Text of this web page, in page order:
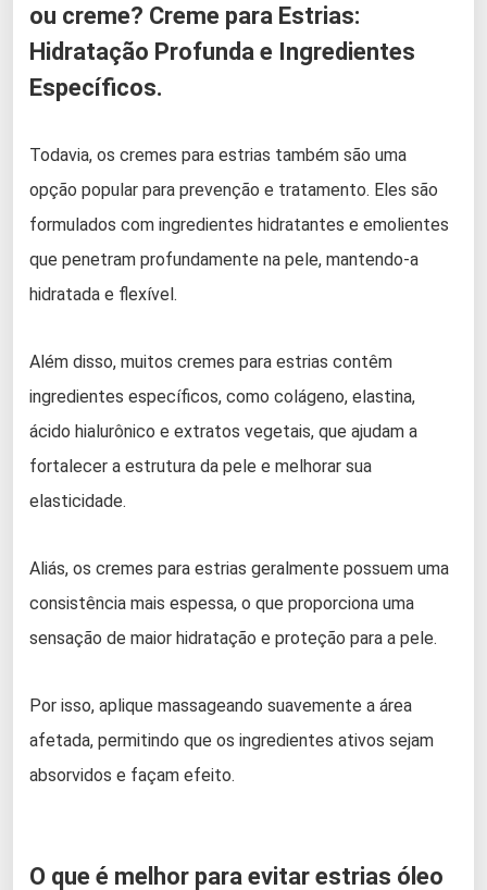
ou creme? Creme para Estrias:
Hidratação Profunda e Ingredientes
Específicos.
Todavia, os cremes para estrias também são uma
opção popular para prevenção e tratamento. Eles são
formulados com ingredientes hidratantes e emolientes
que penetram profundamente na pele, mantendo-a
hidratada e flexível.
Além disso, muitos cremes para estrias contêm
ingredientes específicos, como colágeno, elastina,
ácido hialurônico e extratos vegetais, que ajudam a
fortalecer a estrutura da pele e melhorar sua
elasticidade.
Aliás, os cremes para estrias geralmente possuem uma
consistência mais espessa, o que proporciona uma
sensação de maior hidratação e proteção para a pele.
Por isso, aplique massageando suavemente a área
afetada, permitindo que os ingredientes ativos sejam
absorvidos e façam efeito.
O que é melhor para evitar estrias óleo